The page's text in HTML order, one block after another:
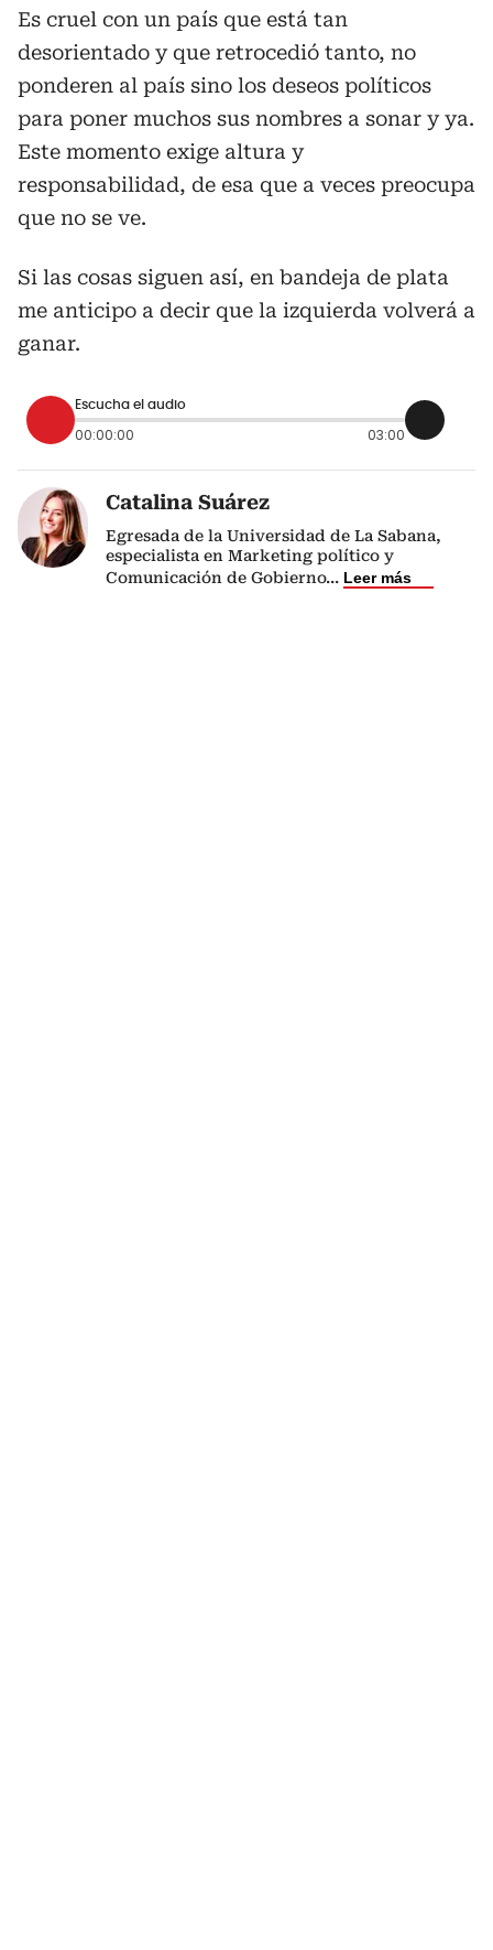
Es cruel con un país que está tan
desorientado y que retrocedió tanto, no
ponderen al país sino los deseos políticos
para poner muchos sus nombres a sonar y ya.
Este momento exige altura y
responsabilidad, de esa que a veces preocupa
que no se ve.
Si las cosas siguen así, en bandeja de plata
me anticipo a decir que la izquierda volverá a
ganar.
Escucha el audio
00:00:00 03:00
Catalina Suárez
Egresada de la Universidad de La Sabana,
especialista en Marketing político y
Comunicación de Gobierno... Leer más